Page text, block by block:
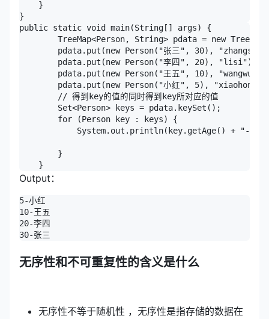
    }
}
public static void main(String[] args) {
TreeMap<Person, String> pdata = new
pdata.put(new Person("张三", 30),
        pdata.put(new Person("李四", 20), "lisi");
        pdata.put(new Person("王五", 10), "wangwu");
pdata.put(new Person("小红", 5),
        // 得到key的值的同时得到key所对应的值
        Set<Person> keys = pdata.keySet();
        for (Person key : keys) {
System.out.println(key.getAge() + "-" +
        }
    }
Output：
5-小红
10-王五
20-李四
30-张三
无序性和不可重复性的含义是什么
无序性不等于随机性 ，无序性是指存储的数据在